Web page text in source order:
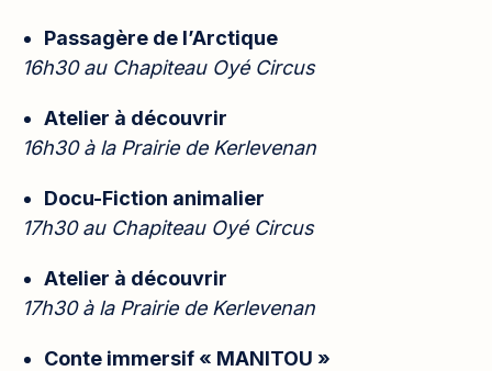
Passagère de l’Arctique
16h30 au Chapiteau Oyé Circus
Atelier à découvrir
16h30 à la Prairie de Kerlevenan
Docu-Fiction animalier
17h30 au Chapiteau Oyé Circus
Atelier à découvrir
17h30 à la Prairie de Kerlevenan
Conte immersif « MANITOU »